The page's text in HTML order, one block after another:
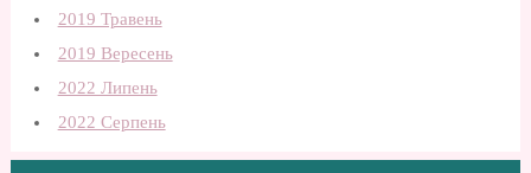
2019 Травень
2019 Вересень
2022 Липень
2022 Серпень